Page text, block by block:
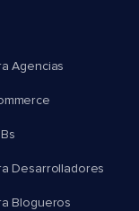
Agencias
Desarrolladores
Blogueros